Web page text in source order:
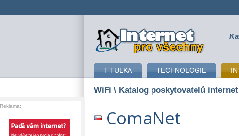
připojení k internetu
TITULKA TECHNOLOGIE
WiFi \ Katalog poskytovatelů
ComaNet
Reklama: